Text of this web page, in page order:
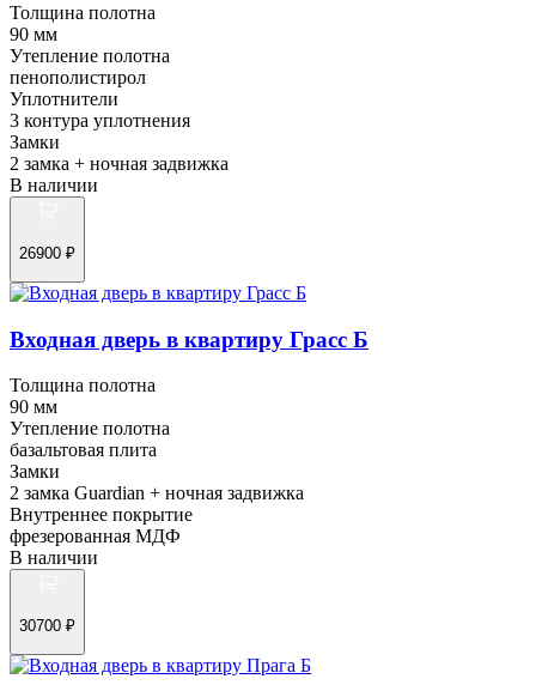
Толщина полотна
90 мм
Утепление полотна
пенополистирол
Уплотнители
3 контура уплотнения
Замки
2 замка + ночная задвижка
В наличии
26900 ₽
Входная дверь в квартиру Грасс Б
Толщина полотна
90 мм
Утепление полотна
базальтовая плита
Замки
2 замка Guardian + ночная задвижка
Внутреннее покрытие
фрезерованная МДФ
В наличии
30700 ₽